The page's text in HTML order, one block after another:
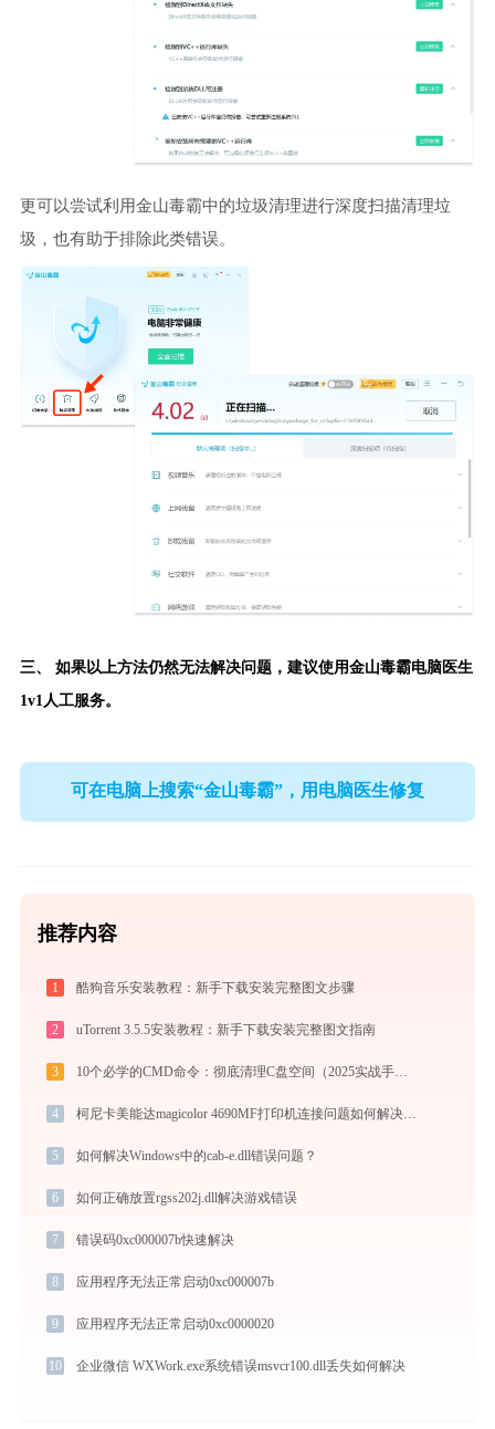
更可以尝试利用金山毒霸中的垃圾清理进行深度扫描清理垃
圾，也有助于排除此类错误。
三、 如果以上方法仍然无法解决问题，建议使用金山毒霸电脑医生
1v1人工服务。
可在电脑上搜索“金山毒霸”，用电脑医生修复
推荐内容
1 酷狗音乐安装教程：新手下载安装完整图文步骤
2 uTorrent 3.5.5安装教程：新手下载安装完整图文指南
3 10个必学的CMD命令：彻底清理C盘空间（2025实战手册）
4 柯尼卡美能达magicolor 4690MF打印机连接问题如何解决？-金山毒霸
5 如何解决Windows中的cab-e.dll错误问题？
6 如何正确放置rgss202j.dll解决游戏错误
7 错误码0xc000007b快速解决
8 应用程序无法正常启动0xc000007b
9 应用程序无法正常启动0xc0000020
10 企业微信 WXWork.exe系统错误msvcr100.dll丢失如何解决